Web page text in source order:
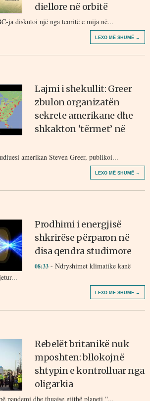
diellore në orbitë
ja diskutoi një nga teoritë e mija në...
LEXO MË SHUMË →
Lajmi i shekullit: Greer
zbulon organizatën
sekrete amerikane dhe
shkakton ‘tërmet’ në
amerikan Steven Greer, publikoi...
LEXO MË SHUMË →
Prodhimi i energjisë
shkrirëse përparon në
disa qendra studimore
08:33 - Ndryshimet klimatike kanë
LEXO MË SHUMË →
Rebelët britanikë nuk
mposhten: bllokojnë
shtypin e kontrolluar nga
oligarkia
pandemi dhe thuajse gjithë planeti “...